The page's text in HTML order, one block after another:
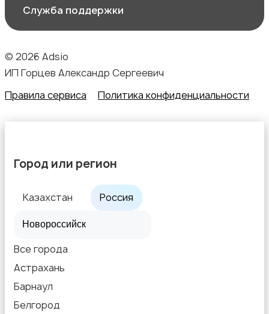
Служба поддержки
© 2026 Adsio
ИП Горцев Александр Сергеевич
Правила сервиса
Политика конфиденциальности
Город или регион
Казахстан Россия
Все города
Астрахань
Барнаул
Белгород